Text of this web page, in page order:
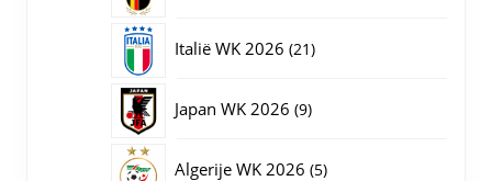
Italië WK 2026 2121
Japan WK 2026 99
Algerije WK 2026 55